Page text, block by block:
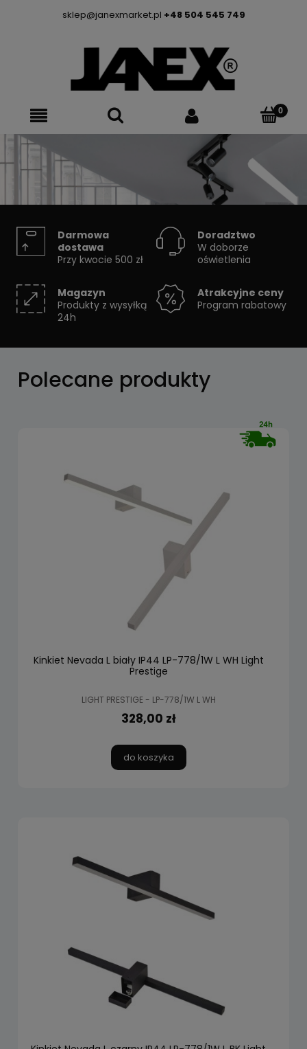
sklep@janexmarket.pl +48 504 545 749
SYSTEMY SZYNOWE
Skorzystaj z konfiguratora
Darmowa
dostawa
Przy kwocie 500 zł
Doradztwo
W doborze
oświetlenia
Magazyn
Produkty z wysyłką
24h
Atrakcyjne ceny
Program rabatowy
Polecane produkty
Kinkiet Nevada L biały IP44 LP-778/1W L WH Light
Prestige
LIGHT PRESTIGE - LP-778/1W L WH
328,00 zł
do koszyka